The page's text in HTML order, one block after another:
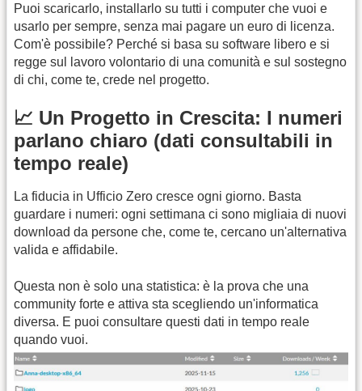
Puoi scaricarlo, installarlo su tutti i computer che vuoi e
usarlo per sempre, senza mai pagare un euro di licenza.
Com'è possibile? Perché si basa su software libero e si
regge sul lavoro volontario di una comunità e sul sostegno
di chi, come te, crede nel progetto.
📈 Un Progetto in Crescita: I numeri
parlano chiaro (dati consultabili in
tempo reale)
La fiducia in Ufficio Zero cresce ogni giorno. Basta
guardare i numeri: ogni settimana ci sono migliaia di nuovi
download da persone che, come te, cercano un'alternativa
valida e affidabile.
Questa non è solo una statistica: è la prova che una
community forte e attiva sta scegliendo un'informatica
diversa. E puoi consultare questi dati in tempo reale
quando vuoi.